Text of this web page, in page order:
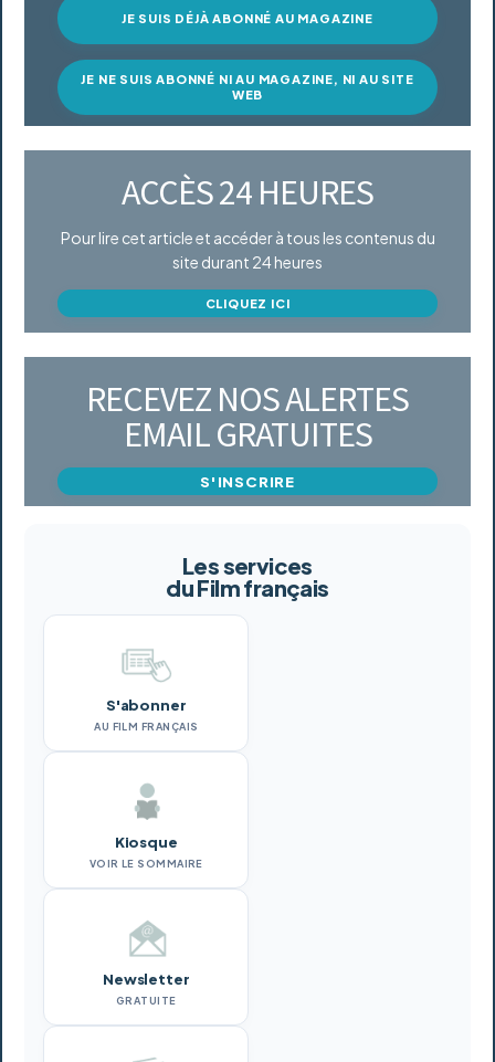
JE SUIS DÉJÀ ABONNÉ AU MAGAZINE
JE NE SUIS ABONNÉ NI AU MAGAZINE, NI AU SITE
WEB
ACCÈS 24 HEURES
Pour lire cet article et accéder à tous les contenus du
site durant 24 heures
CLIQUEZ ICI
RECEVEZ NOS ALERTES
EMAIL GRATUITES
S'INSCRIRE
Les services
du Film français
S'abonner
AU FILM FRANÇAIS
Kiosque
VOIR LE SOMMAIRE
Newsletter
GRATUITE